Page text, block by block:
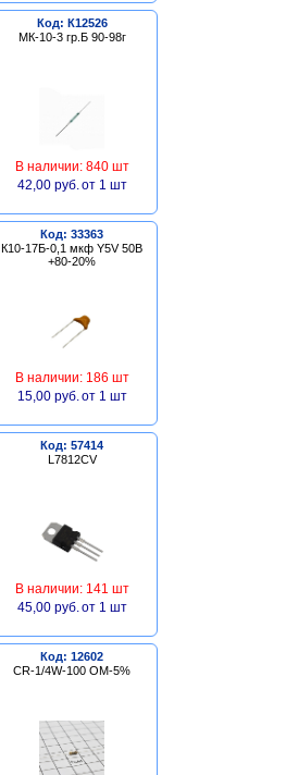
Код: К12526
МК-10-3 гр.Б 90-98г
В наличии: 840 шт
42,00 руб. от 1 шт
Код: 33363
К10-17Б-0,1 мкф Y5V 50В
+80-20%
В наличии: 186 шт
15,00 руб. от 1 шт
Код: 57414
L7812CV
В наличии: 141 шт
45,00 руб. от 1 шт
Код: 12602
CR-1/4W-100 ОМ-5%